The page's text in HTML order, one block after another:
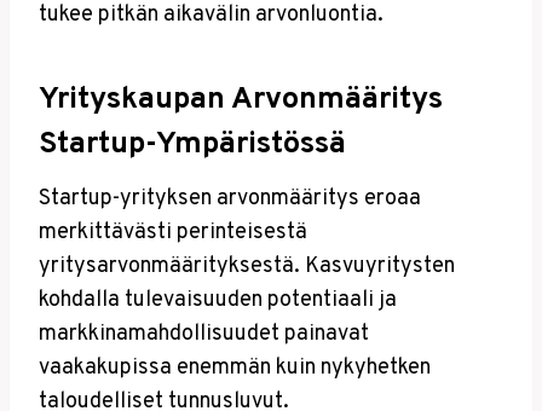
tukee pitkän aikavälin arvonluontia.
Yrityskaupan Arvonmääritys
Startup-Ympäristössä
Startup-yrityksen arvonmääritys eroaa
merkittävästi perinteisestä
yritysarvonmäärityksestä. Kasvuyritysten
kohdalla tulevaisuuden potentiaali ja
markkinamahdollisuudet painavat
vaakakupissa enemmän kuin nykyhetken
taloudelliset tunnusluvut.